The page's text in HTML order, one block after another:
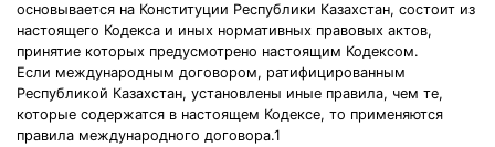
основывается на Конституции Республики Казахстан, состоит из
настоящего Кодекса и иных нормативных правовых актов,
принятие которых предусмотрено настоящим Кодексом.
Если международным договором, ратифицированным
Республикой Казахстан, установлены иные правила, чем те,
которые содержатся в настоящем Кодексе, то применяются
правила международного договора.1